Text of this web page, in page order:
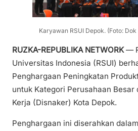
Karyawan RSUI Depok. (Foto:
RUZKA-REPUBLIKA NETWORK—
Universitas Indonesia (RSUI)
Penghargaan Peningkatan
untuk Kategori Perusahaan Besar
Kerja (Disnaker) Kota Depok.
Penghargaan ini diserahkan